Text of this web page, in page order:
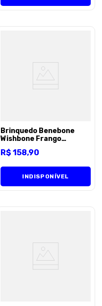
Brinquedo Benebone
Wishbone Frango
R$ 158,90
INDISPONÍVEL